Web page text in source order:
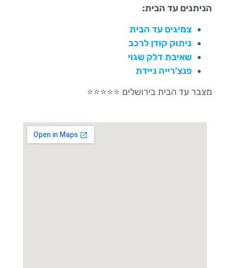
הניתנים עד הבית:
צמיגים עד הבית
ניתוק קודן לרכב
שאיבת דלק שגוי
פנצ'רייה ניידת
מצבר עד הבית בירושלים ⭐⭐⭐⭐⭐